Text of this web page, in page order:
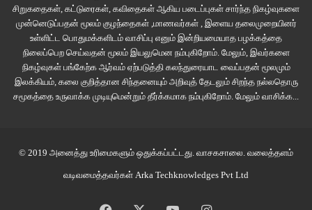
திலீபனுடன் பகிர்ந்துகொண்ட வட இந்திய இளைஞன், கென்னி, அபினவ்,
சோனம் போல, பயண வழிநெடுக, நிபந்தனையின்றி, எதிர்பார்ப்பின்றி அன்பைப்
பொழிகிற மனிதர்களைச் சிலாகிக்கும் திலீபன், தன் பயணத்தின் வழியே ‘நம்
அகங்காரத்தை நசுக்கும் இயற்கையின் பேராற்றலையும், உன்னதமான மிக்க சில
மானுடத் தருணங்களையும்’ கண்டடைந்ததாய்ச் சொல்கிறார்.பயணத்தைப்
போலொரு மானுடக் கொண்டாட்டம் வேறு ஏதேனும் உண்டா?
வலிப்பு நோய் இயல்பு வாழ்க்கையை முடக்கிவிடும் பெருநோய் என்கிற
வலிப்புநோய் குறித்து ஏராளமான கற்பிதங்கள் உள்ளன. நவீன மருத்துவ அறிவியல்
சிறுகதைகள், கட்டுரைகள், கவிதைகள் ஆகிய படைப்புகள் சார்ந்த நிகழ்வுகளை
முன்னெடுப்பதன் மூலம் குழந்தைகள் ,மாணவர்கள் , இளைய தலைமுறையினர்
உள்ளிட்ட பொதுமக்களிடம் வாசிப்பு எனும் இன்றியமையாத பழக்கத்தை
நிலைப்பெற செய்வதன் மூலம் இயலுமென நம்புகிறோம். மேலும், இவர்களை
நிகழ்வுகள் பங்கேற்க ஆர்வம் ஏற்படுத்தி கலந்துரையாட வைப்பதன் மூலமும்
இலக்கியம், கலை குறித்தான சிந்தனையும் அறிவுத் தேடலும் சிறந்த நல்லதொரு
சமூகத்தை உருவாக்க முடியுமென்றும் தீர்க்கமாக நம்புகிறோம். மேலும் வாசிக்க...
© 2019 அனைத்து உரிமைகளும் ஒதுக்கப்பட்டது. வாசகசாலை . வலைத்தளம்
வடிவமைத்தவர்கள் Arka Techknowledges Pvt Ltd